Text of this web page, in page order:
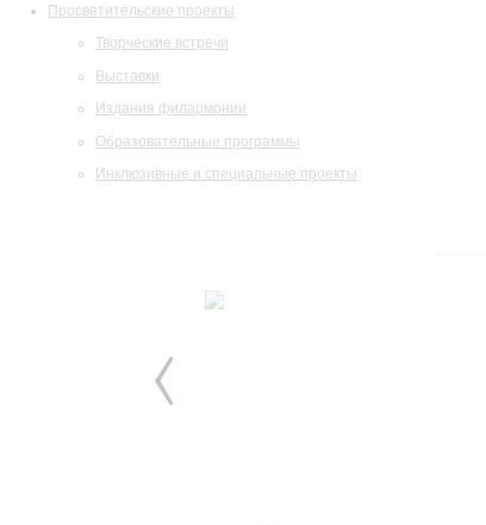
Просветительские проекты
Творческие встречи
Выставки
Издания филармонии
Образовательные программы
Инклюзивные и специальные проекты